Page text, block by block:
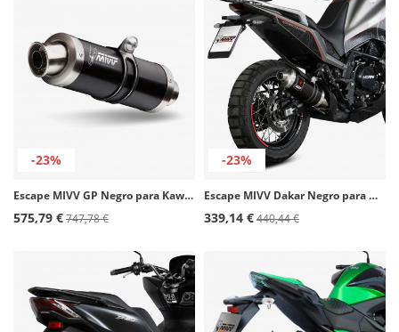
-23%
Escape MIVV GP Negro para Kawasaki Z 1000 (07-09) K.020.LXB
575,79 €747,78 €
-23%
Escape MIVV Dakar Negro para Moto Morini X-CAPE (21-24) MM.001.LDKB
339,14 €440,44 €